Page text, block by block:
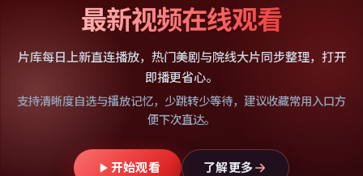
最新视频在线观看
片库每日上新直连播放，热门美剧与院线大片同步整理，打开
即播更省心。
支持清晰度自选与播放记忆，少跳转少等待，建议收藏常用入口方
便下次直达。
开始观看 了解更多